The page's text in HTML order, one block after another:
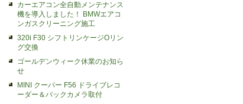
カーエアコン全自動メンテナンス
機を導入しました！ BMWエアコ
ンガスクリーニング施工
320i F30 シフトリンケージOリン
グ交換
ゴールデンウィーク休業のお知ら
せ
MINI クーパー F56 ドライブレコ
ーダー＆バックカメラ取付